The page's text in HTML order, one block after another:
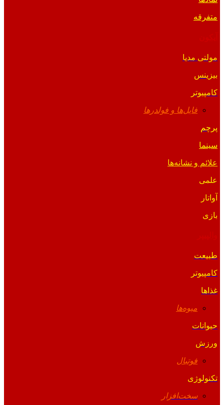
متفرقه
مولتی مدیا
بیزینس
کامپیوتر
فایل‌ها و فولدرها
پرچم
سینما
علائم و نشانه‌ها
علمی
آواتار
بازی
طبیعت
کامپیوتر
غذاها
میوه‌ها
حیوانات
ورزش
فوتبال
تکنولوژی
سخت‌افزار